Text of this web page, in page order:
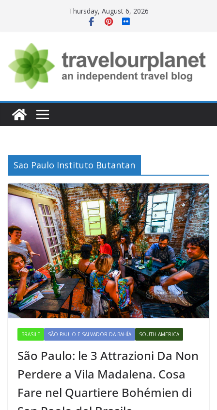
Thursday, August 6, 2026
Sao Paulo Instituto Butantan
BRASILE SÃO PAULO E SALVADOR DA BAHÍA SOUTH AMERICA
São Paulo: le 3 Attrazioni Da Non
Perdere a Vila Madalena. Cosa
Fare nel Quartiere Bohémien di